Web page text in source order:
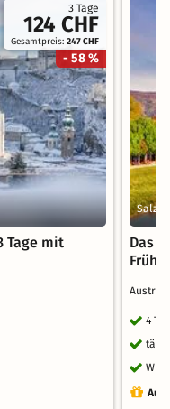
3 Tage
124 CHF
Gesamtpreis:247 CHF
- 58 %
Tage mit
Das
Austria
4